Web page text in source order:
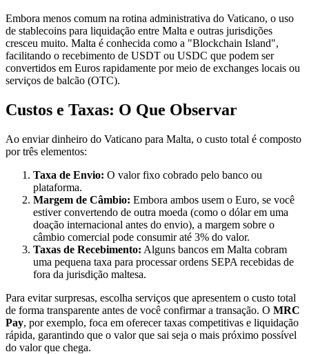
Embora menos comum na rotina administrativa do Vaticano, o uso
de stablecoins para liquidação entre Malta e outras jurisdições
cresceu muito. Malta é conhecida como a "Blockchain Island",
facilitando o recebimento de USDT ou USDC que podem ser
convertidos em Euros rapidamente por meio de exchanges locais ou
serviços de balcão (OTC).
Custos e Taxas: O Que Observar
Ao enviar dinheiro do Vaticano para Malta, o custo total é composto
por três elementos:
Taxa de Envio: O valor fixo cobrado pelo banco ou
plataforma.
Margem de Câmbio: Embora ambos usem o Euro, se você
estiver convertendo de outra moeda (como o dólar em uma
doação internacional antes do envio), a margem sobre o
câmbio comercial pode consumir até 3% do valor.
Taxas de Recebimento: Alguns bancos em Malta cobram
uma pequena taxa para processar ordens SEPA recebidas de
fora da jurisdição maltesa.
Para evitar surpresas, escolha serviços que apresentem o custo total
de forma transparente antes de você confirmar a transação. O MRC
Pay, por exemplo, foca em oferecer taxas competitivas e liquidação
rápida, garantindo que o valor que sai seja o mais próximo possível
do valor que chega.